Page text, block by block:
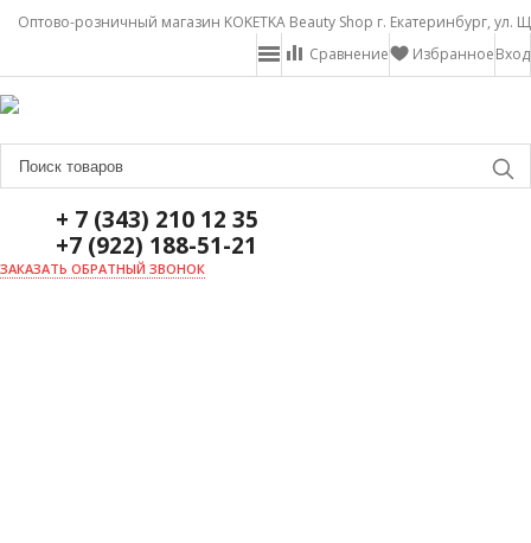
Оптово-розничный магазин KOKETKA Beauty Shop г. Екатеринбург, ул.
Вход
Избранное
Сравнение
+ 7 (343) 210 12 35
+7 (922) 188-51-21
ЗАКАЗАТЬ ОБРАТНЫЙ ЗВОНОК